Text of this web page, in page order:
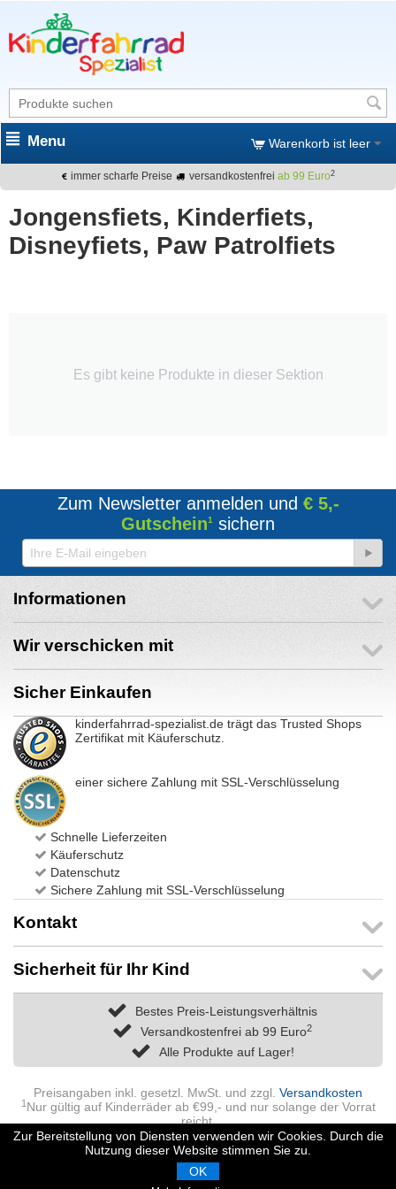
Zur Bereitstellung von Diensten verwenden wir Cookies. Durch die
Nutzung dieser Website stimmen Sie zu.
OK
Warenkorb ist leer
Menu
immer scharfe Preise versandkostenfrei ab 99 Euro2
Jongensfiets, Kinderfiets,
Disneyfiets, Paw Patrolfiets
Es gibt keine Produkte in dieser Sektion
Zum Newsletter anmelden und € 5,-
Gutschein1 sichern
Informationen
Wir verschicken mit
Sicher Einkaufen
kinderfahrrad-spezialist.de trägt das Trusted Shops
Zertifikat mit Käuferschutz.
einer sichere Zahlung mit SSL-Verschlüsselung
Schnelle Lieferzeiten
Käuferschutz
Datenschutz
Sichere Zahlung mit SSL-Verschlüsselung
Kontakt
Sicherheit für Ihr Kind
Bestes Preis-Leistungsverhältnis
Versandkostenfrei ab 99 Euro2
Alle Produkte auf Lager!
Preisangaben inkl. gesetzl. MwSt. und zzgl. Versandkosten
1Nur gültig auf Kinderräder ab €99,- und nur solange der Vorrat
reicht.
Fahrradteile, Fahrradhelme, Kinderräder 12-18 Zoll
versandkostenfrei nach Deutschland ab € 99,- Bestellwert;
Fahrräder versandkostenfrei ab € 999,-